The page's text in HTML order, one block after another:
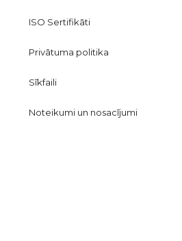
ISO Sertifikāti
Privātuma politika
Sīkfaili
Noteikumi un nosacījumi